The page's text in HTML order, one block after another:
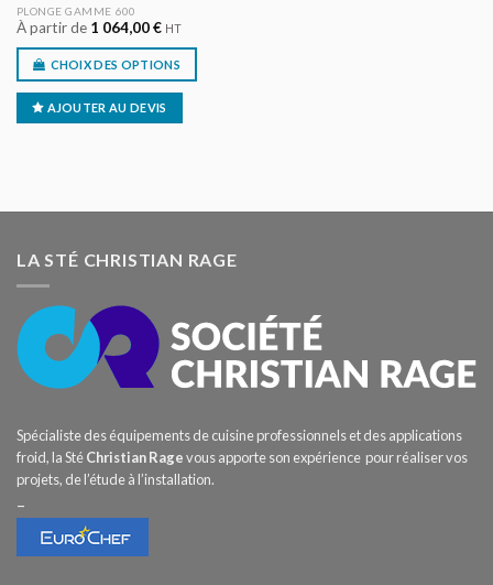
PLONGE GAMME 600
À partir de 1 064,00€ HT
CHOIX DES OPTIONS
AJOUTER AU DEVIS
LA STÉ CHRISTIAN RAGE
Spécialiste des équipements de cuisine professionnels et des applications
froid, la StéChristian Ragevous apporte son expérience pour réaliser vos
projets, de l’étude à l’installation.
–